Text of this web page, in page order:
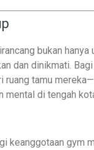
bukan hanya
dan dinikmati.
ruang tamu
mental di tengah
keanggotaan gym